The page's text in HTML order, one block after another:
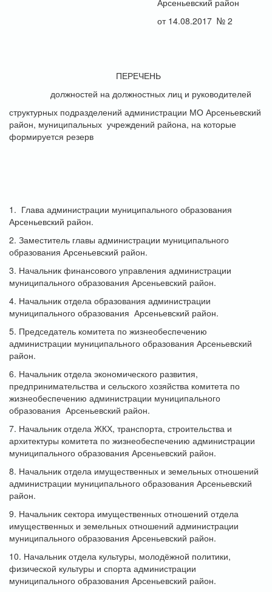
Арсеньевский район
от 14.08.2017 № 2
ПЕРЕЧЕНЬ
должностей на должностных лиц и руководителей
структурных подразделений администрации МО Арсеньевский
район, муниципальных учреждений района, на которые
формируется резерв
1. Глава администрации муниципального образования
Арсеньевский район.
2. Заместитель главы администрации муниципального
образования Арсеньевский район.
3. Начальник финансового управления администрации
муниципального образования Арсеньевский район.
4. Начальник отдела образования администрации
муниципального образования Арсеньевский район.
5. Председатель комитета по жизнеобеспечению
администрации муниципального образования Арсеньевский
район.
6. Начальник отдела экономического развития,
предпринимательства и сельского хозяйства комитета по
жизнеобеспечению администрации муниципального
образования Арсеньевский район.
7. Начальник отдела ЖКХ, транспорта, строительства и
архитектуры комитета по жизнеобеспечению администрации
муниципального образования Арсеньевский район.
8. Начальник отдела имущественных и земельных отношений
администрации муниципального образования Арсеньевский
район.
9. Начальник сектора имущественных отношений отдела
имущественных и земельных отношений администрации
муниципального образования Арсеньевский район.
10. Начальник отдела культуры, молодёжной политики,
физической культуры и спорта администрации
муниципального образования Арсеньевский район.